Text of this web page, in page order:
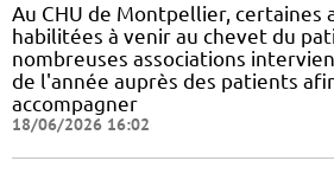
Au CHU de Montpellier, certaines
habilitées à venir au chevet du
nombreuses associations
de l'année auprès des patients
accompagner
18/06/2026 16:02